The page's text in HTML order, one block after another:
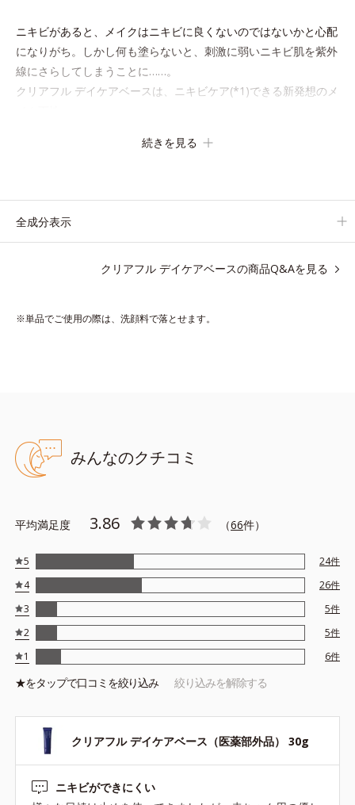
ニキビがあると、メイクはニキビに良くないのではないかと心配
になりがち。しかし何も塗らないと、刺激に弱いニキビ肌を紫外
線にさらしてしまうことに……。
クリアフル デイケアベースは、ニキビケア(*1)できる新発想のメ
しい処方なので、“ニキビをケアしたい”と“肌をキレイに見せた
す。
●無油分、無香料 ●紫外線吸収剤不使用●グリチルリチン酸ジカリウ
ションを整える整肌成分●ヨクイニンエキス配合＝植物性保湿成分●
分●ACケアネットベース＝凹凸を補正し、うるおいを保つ処方●アル
コールフリー●SPF28・PA+++
※アレルギーテスト済＝全ての方にアレルギーが起こらないという
※ノンコメドジェニックテスト済＝すべての人にコメド（ニキビの
もと）ができないというわけではありません。
続きを見る
全成分表示
クリアフル デイケアベースの商品Q&Aを見る
※単品でご使用の際は、洗顔料で落とせます。
みんなのクチコミ
平均満足度 3.86 （66件）
5 24件
4
26件
3
5件
2
5件
1
6件
★をタップで口コミを絞り込み 絞り込みを解除する
クリアフル デイケアベース（医薬部外品） 30g
ニキビができにくい